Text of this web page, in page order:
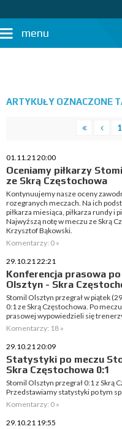
menu
ARTYKUŁY OZNACZONE
1
01.11.21 20:00
Oceniamy piłkarzy
ze Skrą Częstochowa
Kontynuujemy nasze oceny
rozegranych meczach. Na ich
piłkarza miesiąca, piłkarza rundy i
Najwyższą notę w meczu ze Skrą
Krzysztof Bąkowski.
Komentarzy: 0 »
29.10.21 22:21
Konferencja prasowa
Olsztyn - Skra
Stomil Olsztyn przegrał w piątek
0:1 ze Skrą Częstochowa. Po
prasowej wypowiedzieli się
Komentarzy: 18 »
29.10.21 20:09
Statystyki po meczu
Skra Częstochowa 0:1
Stomil Olsztyn przegrał 0:1 z Skrą
Przedstawiamy statystyki po tym
Komentarzy: 0 »
29.10.21 19:55